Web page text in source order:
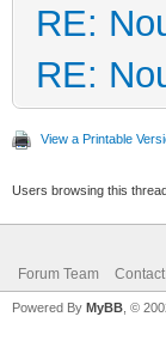
RE:
RE:
View a Printable
Users browsing this
Forum Team
Powered By MyBB , ©